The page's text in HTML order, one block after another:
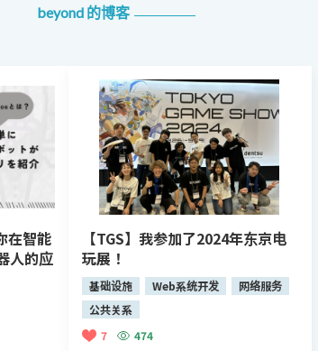
beyond 的博客
在智能
人的应
【TGS】我参加了2024年东京电
玩展！
基础设施 Web系统开发
网络服务
公共关系
7
474